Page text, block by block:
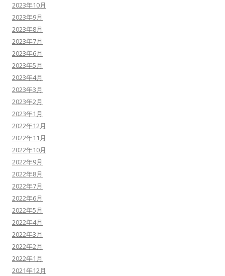
2023年10月
2023年9月
2023年8月
2023年7月
2023年6月
2023年5月
2023年4月
2023年3月
2023年2月
2023年1月
2022年12月
2022年11月
2022年10月
2022年9月
2022年8月
2022年7月
2022年6月
2022年5月
2022年4月
2022年3月
2022年2月
2022年1月
2021年12月